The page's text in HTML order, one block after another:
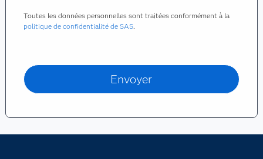
Toutes les données personnelles sont traitées conformément à la
politique de confidentialité de SAS.